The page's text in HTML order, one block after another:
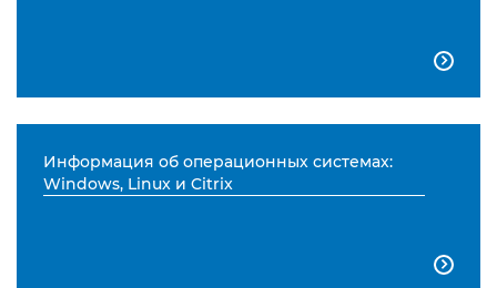

Информация об операционных системах:
Windows, Linux и Citrix
